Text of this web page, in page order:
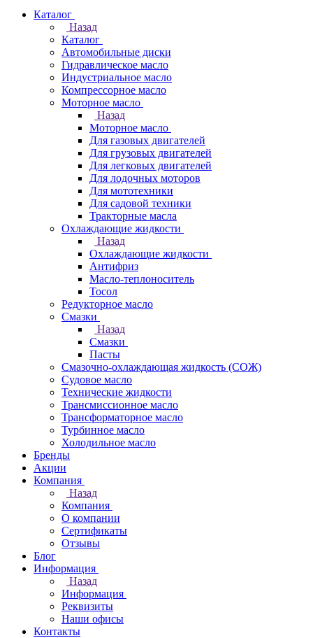
Каталог
Назад
Каталог
Автомобильные диски
Гидравлическое масло
Индустриальное масло
Компрессорное масло
Моторное масло
Назад
Моторное масло
Для газовых двигателей
Для грузовых двигателей
Для легковых двигателей
Для лодочных моторов
Для мототехники
Для садовой техники
Тракторные масла
Охлаждающие жидкости
Назад
Охлаждающие жидкости
Антифриз
Масло-теплоноситель
Тосол
Редукторное масло
Смазки
Назад
Смазки
Пасты
Смазочно-охлаждающая жидкость (СОЖ)
Судовое масло
Технические жидкости
Трансмиссионное масло
Трансформаторное масло
Турбинное масло
Холодильное масло
Бренды
Акции
Компания
Назад
Компания
О компании
Сертификаты
Отзывы
Блог
Информация
Назад
Информация
Реквизиты
Наши офисы
Контакты